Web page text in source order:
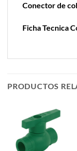
Conector de
Ficha Tecnica
PRODUCTOS